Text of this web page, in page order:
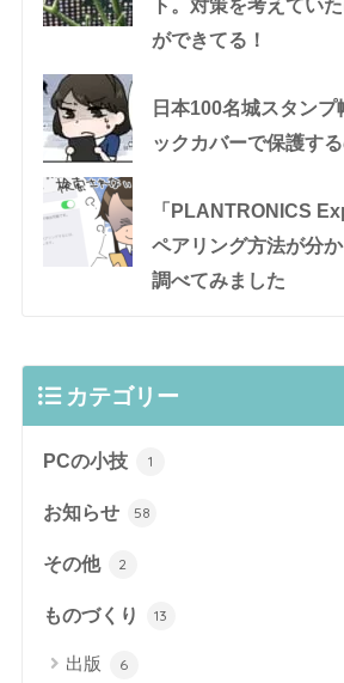
ト。対策を考えてい
ができてる！
日本100名城スタン
ックカバーで保護す
「PLANTRONICS
ペアリング方法が分
調べてみました
カテゴリー
PCの小技 1
お知らせ 58
その他 2
ものづくり 13
出版 6